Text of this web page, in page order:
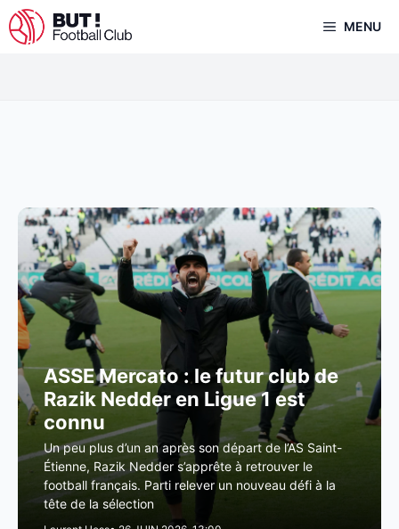
Aller
au
MENU
ASSE Mercato : le futur club de
Razik Nedder en Ligue 1 est
connu
Un peu plus d’un an après son départ de l’AS Saint-
Étienne, Razik Nedder s’apprête à retrouver le
football français. Parti relever un nouveau défi à la
tête de la sélection